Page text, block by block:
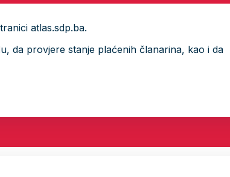
atlas.sdp.ba.
da provjere stanje plaćenih članarina, kao i da